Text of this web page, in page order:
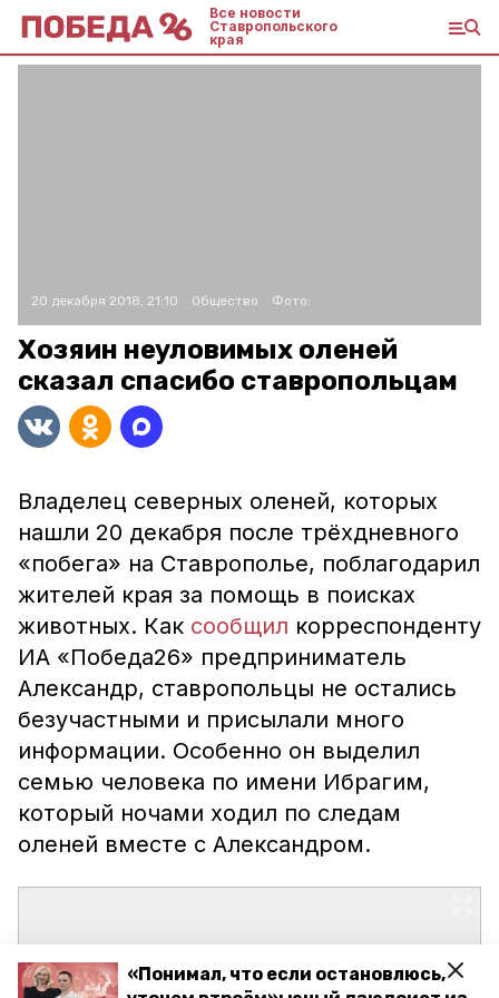
«Понимал, что если остановлюсь,
Все новости
Ставропольского
края
20 декабря 2018, 21:10 Общество Фото:
Хозяин неуловимых оленей
сказал спасибо ставропольцам
Владелец северных оленей, которых
нашли 20 декабря после трёхдневного
«побега» на Ставрополье, поблагодарил
жителей края за помощь в поисках
животных. Как сообщил корреспонденту
ИА «Победа26» предприниматель
Александр, ставропольцы не остались
безучастными и присылали много
информации. Особенно он выделил
семью человека по имени Ибрагим,
который ночами ходил по следам
оленей вместе с Александром.